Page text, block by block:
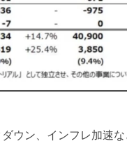
ウン、インフレ加速